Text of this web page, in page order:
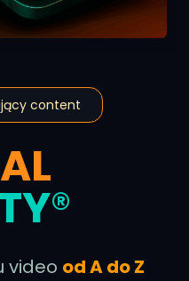
content
®
video od A do Z